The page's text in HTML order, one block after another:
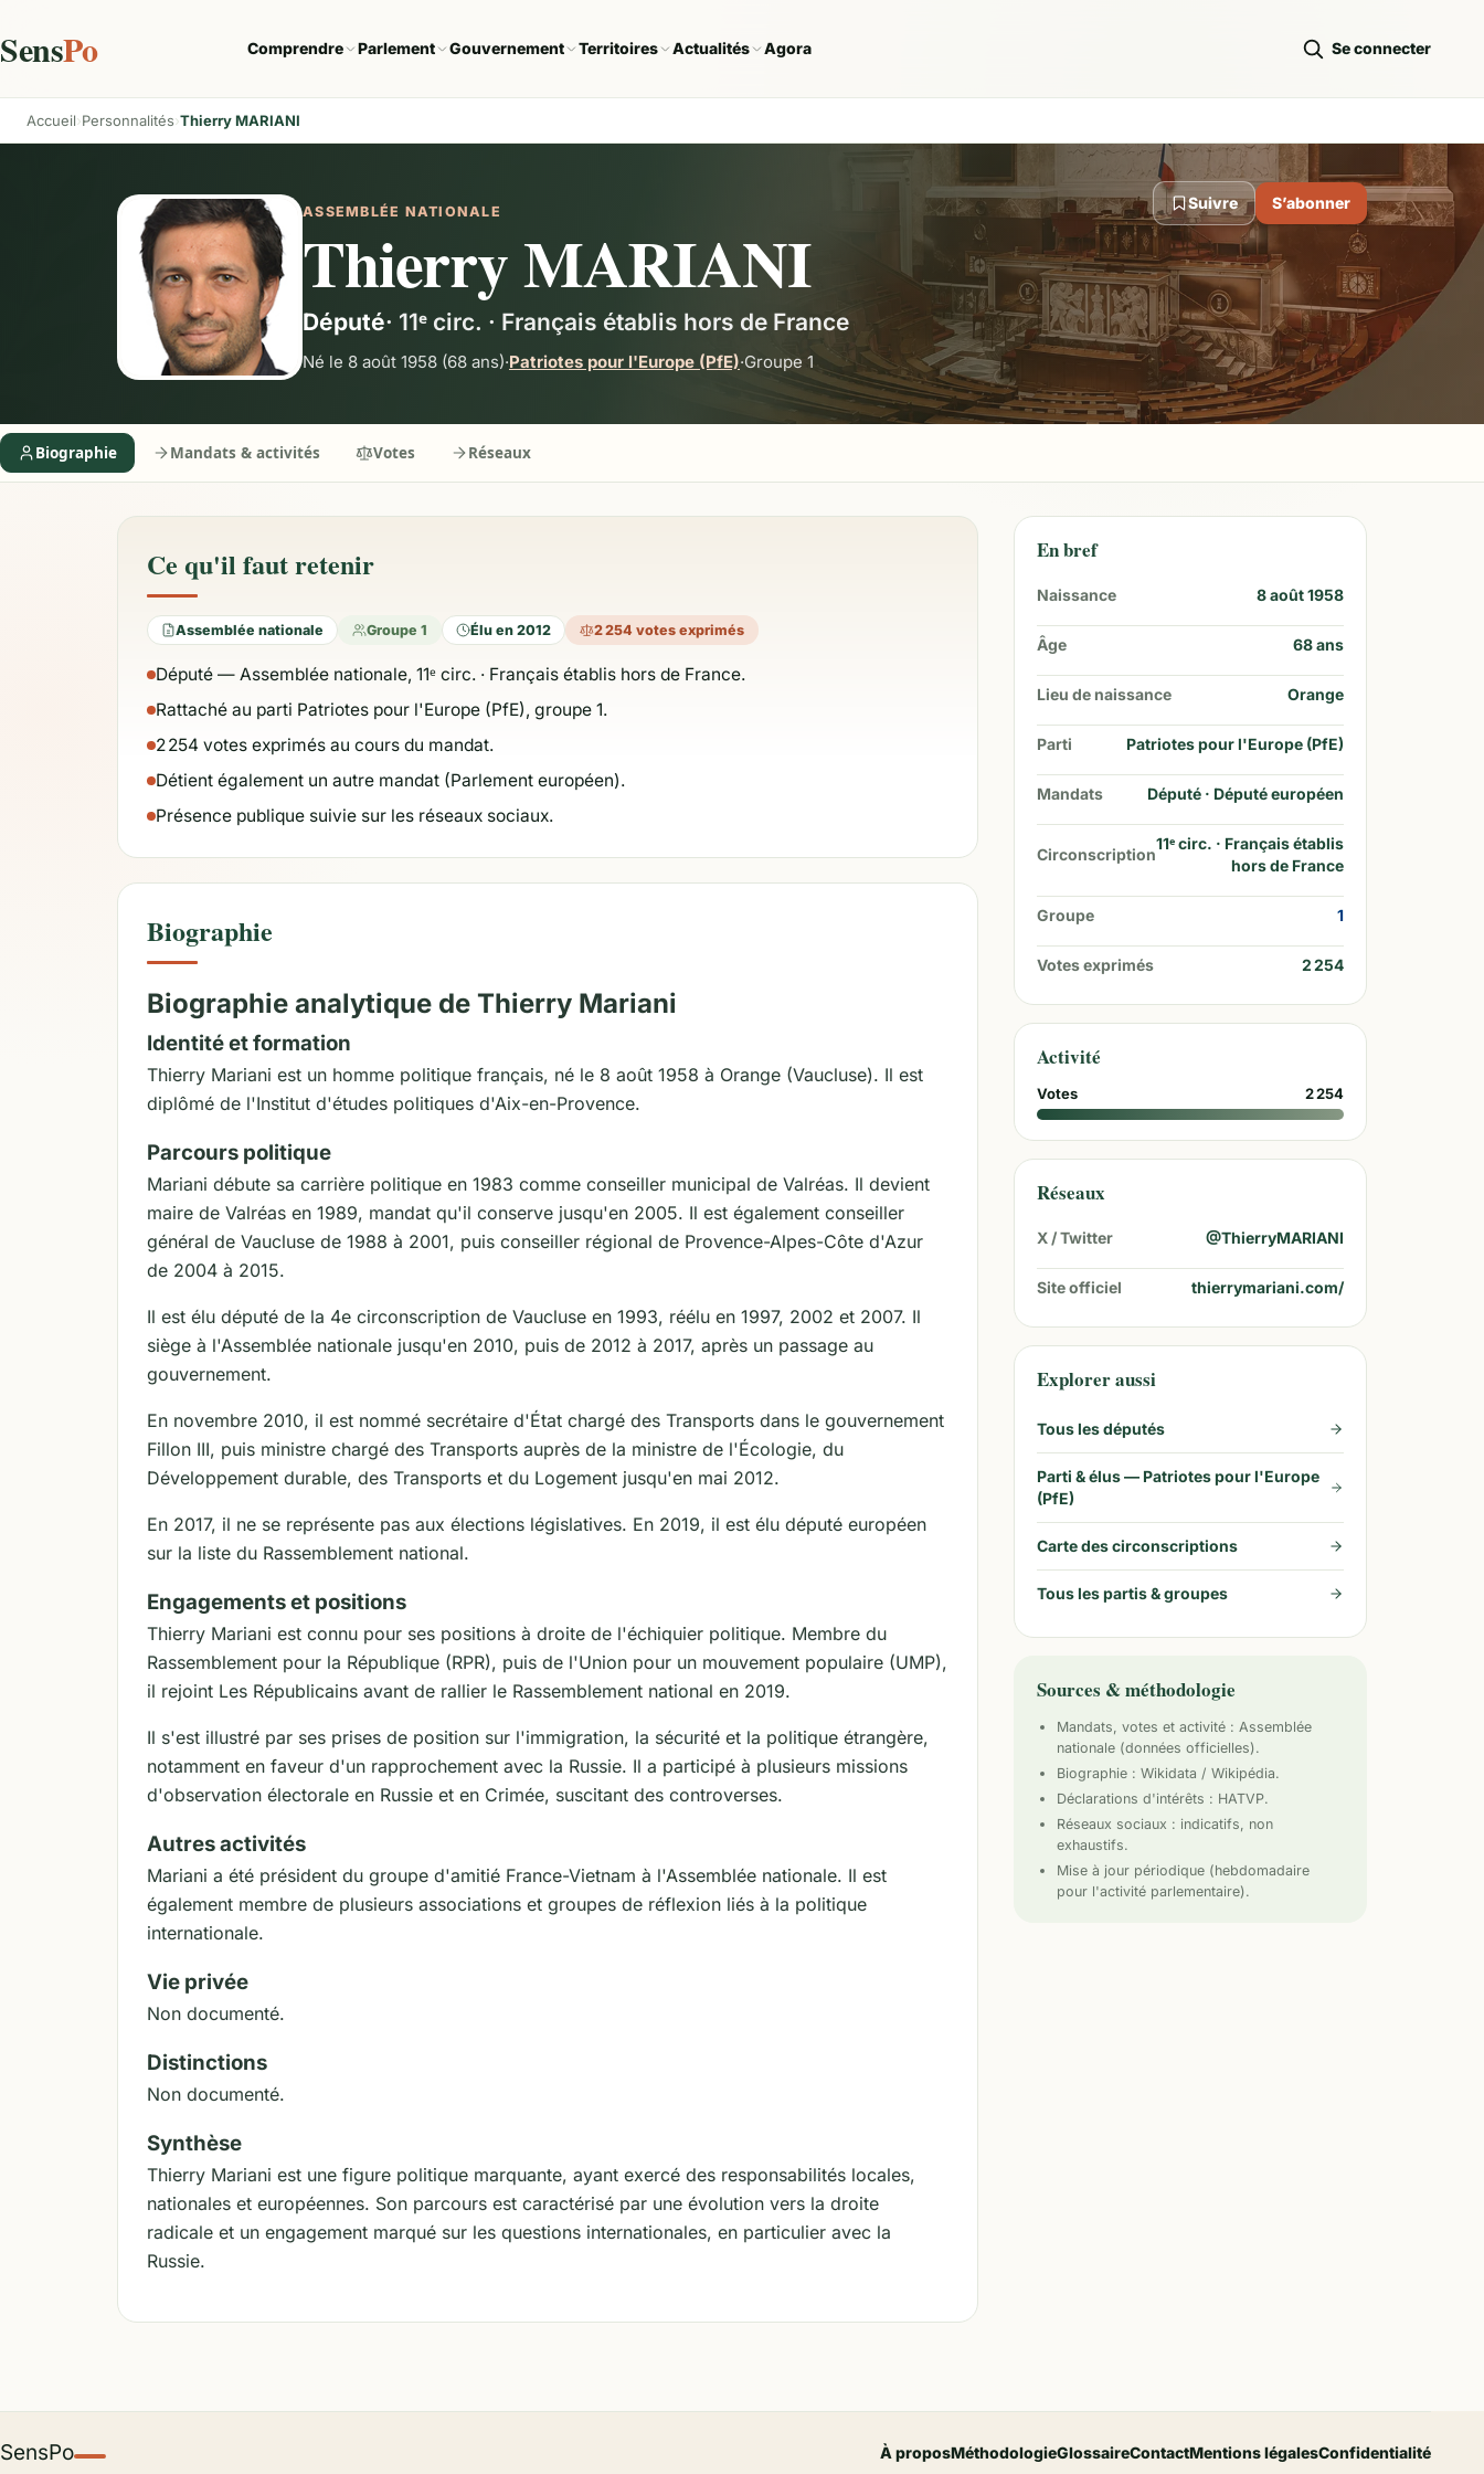
SensPo Comprendre Parlement Gouvernement Territoires Actualités Agora Se connecter
Accueil Personnalités Thierry MARIANI
ASSEMBLÉE NATIONALE
Thierry MARIANI
Député· 11ᵉ circ. · Français établis hors de France
Né le 8 août 1958 (68 ans)·Patriotes pour l'Europe (PfE)·Groupe 1
Suivre S’abonner
Biographie Mandats & activités Votes Réseaux
Ce qu'il faut retenir
Assemblée nationale Groupe 1 Élu en 2012 2 254 votes exprimés
Député — Assemblée nationale, 11ᵉ circ. · Français établis hors de France.
Rattaché au parti Patriotes pour l'Europe (PfE), groupe 1.
2 254 votes exprimés au cours du mandat.
Détient également un autre mandat (Parlement européen).
Présence publique suivie sur les réseaux sociaux.
Biographie
Biographie analytique de Thierry Mariani
Identité et formation
Thierry Mariani est un homme politique français, né le 8 août 1958 à Orange (Vaucluse). Il est
diplômé de l'Institut d'études politiques d'Aix-en-Provence.
Parcours politique
Mariani débute sa carrière politique en 1983 comme conseiller municipal de Valréas. Il devient
maire de Valréas en 1989, mandat qu'il conserve jusqu'en 2005. Il est également conseiller
général de Vaucluse de 1988 à 2001, puis conseiller régional de Provence-Alpes-Côte d'Azur
de 2004 à 2015.
Il est élu député de la 4e circonscription de Vaucluse en 1993, réélu en 1997, 2002 et 2007. Il
siège à l'Assemblée nationale jusqu'en 2010, puis de 2012 à 2017, après un passage au
gouvernement.
En novembre 2010, il est nommé secrétaire d'État chargé des Transports dans le gouvernement
Fillon III, puis ministre chargé des Transports auprès de la ministre de l'Écologie, du
Développement durable, des Transports et du Logement jusqu'en mai 2012.
En 2017, il ne se représente pas aux élections législatives. En 2019, il est élu député européen
sur la liste du Rassemblement national.
Engagements et positions
Thierry Mariani est connu pour ses positions à droite de l'échiquier politique. Membre du
Rassemblement pour la République (RPR), puis de l'Union pour un mouvement populaire (UMP),
il rejoint Les Républicains avant de rallier le Rassemblement national en 2019.
Il s'est illustré par ses prises de position sur l'immigration, la sécurité et la politique étrangère,
notamment en faveur d'un rapprochement avec la Russie. Il a participé à plusieurs missions
d'observation électorale en Russie et en Crimée, suscitant des controverses.
Autres activités
Mariani a été président du groupe d'amitié France-Vietnam à l'Assemblée nationale. Il est
également membre de plusieurs associations et groupes de réflexion liés à la politique
internationale.
Vie privée
Non documenté.
Distinctions
Non documenté.
Synthèse
Thierry Mariani est une figure politique marquante, ayant exercé des responsabilités locales,
nationales et européennes. Son parcours est caractérisé par une évolution vers la droite
radicale et un engagement marqué sur les questions internationales, en particulier avec la
Russie.
En bref
Naissance 8 août 1958
Âge 68ans
Lieu de naissance Orange
Parti Patriotes pour l'Europe (PfE)
Mandats Député · Député européen
Circonscription
11ᵉ circ. · Français établis
hors de France
Groupe 1
Votes exprimés 2 254
Activité
Votes 2 254
Réseaux
X / Twitter @ThierryMARIANI
Site officiel thierrymariani.com/
Explorer aussi
Tous les députés
Parti & élus — Patriotes pour l'Europe
(PfE)
Carte des circonscriptions
Tous les partis & groupes
Sources & méthodologie
Mandats, votes et activité : Assemblée
nationale (données officielles).
Biographie : Wikidata / Wikipédia.
Déclarations d'intérêts : HATVP.
Réseaux sociaux : indicatifs, non
exhaustifs.
Mise à jour périodique (hebdomadaire
pour l'activité parlementaire).
SensPo À proposMéthodologieGlossaireContactMentions légalesConfidentialité